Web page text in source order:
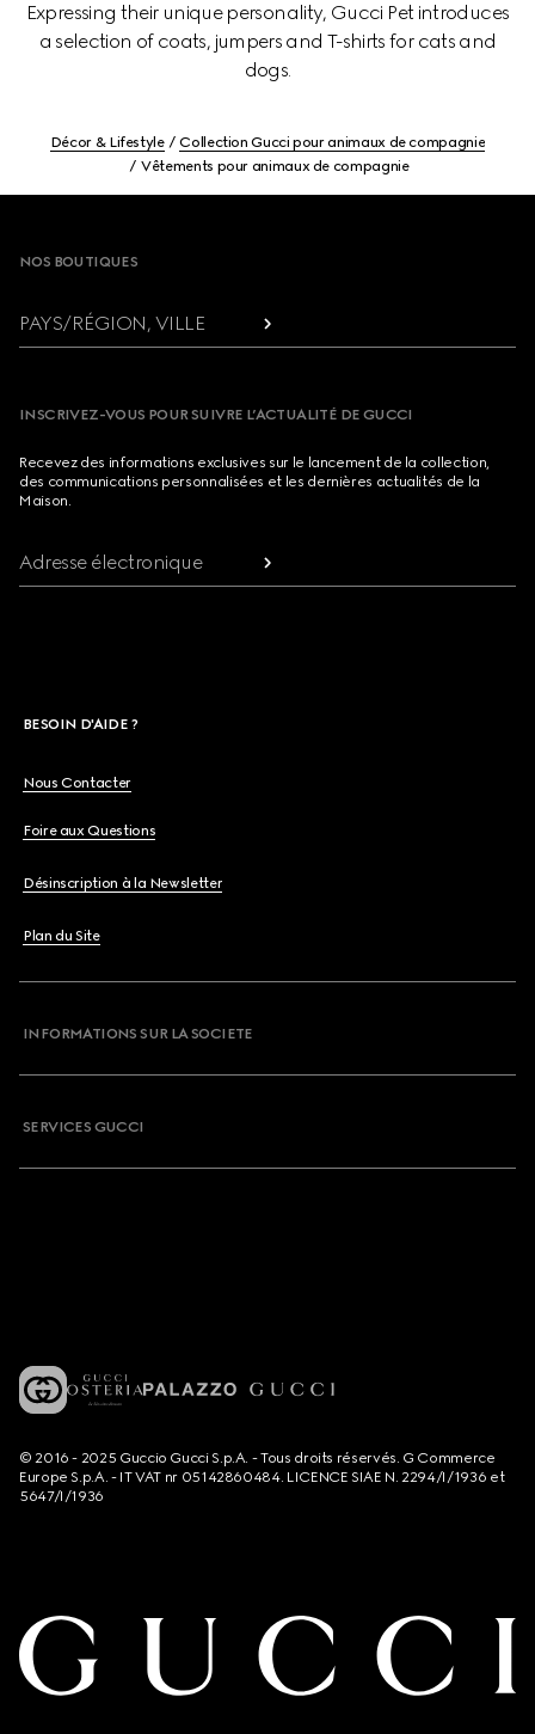
Expressing their unique personality, Gucci Pet introduces
a selection of coats, jumpers and T-shirts for cats and
dogs.
Décor & Lifestyle
Collection Gucci pour animaux de compagnie
Vêtements pour animaux de compagnie
NOS BOUTIQUES
PAYS/RÉGION, VILLE
INSCRIVEZ-VOUS POUR SUIVRE L’ACTUALITÉ DE GUCCI
Recevez des informations exclusives sur le lancement de la collection,
des communications personnalisées et les dernières actualités de la
Maison.
Adresse électronique
BESOIN D'AIDE ?
Nous Contacter
Foire aux Questions
Désinscription à la Newsletter
Plan du Site
INFORMATIONS SUR LA SOCIETE
SERVICES GUCCI
© 2016 - 2025 Guccio Gucci S.p.A. - Tous droits réservés. G Commerce
Europe S.p.A. - IT VAT nr 05142860484. LICENCE SIAE N. 2294/I/1936 et
5647/I/1936